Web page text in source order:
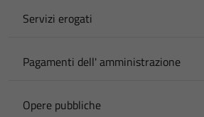
Servizi erogati
Pagamenti dell' amministrazione
Opere pubbliche